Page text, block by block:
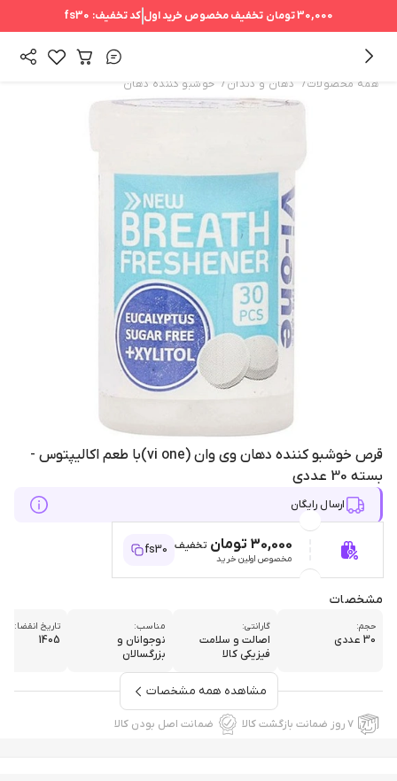
30,000 تومان تخفیف مخصوص خرید اول کد تخفیف: fs30
همه محصولات/ دهان و دندان / خوشبو کننده دهان
قرص خوشبو کننده دهان وی وان (vi one)با طعم اکالیپتوس -
بسته 30 عددی
ارسال رایگان
30,000 تومان تخفیف
مخصوص اولین خرید
fs30
مشخصات
حجم:
30 عددی
گارانتی:
اصالت و سلامت
فیزیکی کالا
مناسب:
نوجوانان و
بزرگسالان
تاریخ انقضا:
1405
مشاهده همه مشخصات
۷ روز ضمانت بازگشت کالا ضمانت اصل بودن کالا